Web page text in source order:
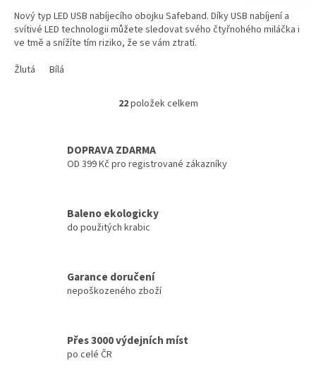
z
5
hvězdiček.
Nový typ LED USB nabíjecího obojku Safeband. Díky USB nabíjení a
svítivé LED technologii můžete sledovat svého čtyřnohého miláčka i
ve tmě a snížíte tím riziko, že se vám ztratí.
Žlutá
Bílá
O
d
p
v
ý
s
22položek celkem
DOPRAVA ZDARMA
OD 399 Kč pro registrované zákazníky
Baleno ekologicky
do použitých krabic
Garance doručení
nepoškozeného zboží
Přes 3000 výdejních míst
po celé ČR